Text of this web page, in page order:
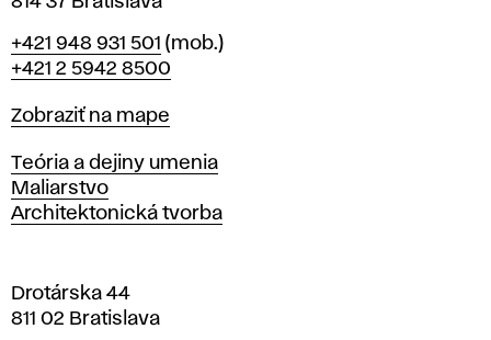
r
a
i
l
a
v
Telefón
+421 948 931 501 (mob.)
+421 2 5942 8500
Mapa
Zobraziť na mape
Katedry
Teória a dejiny umenia
Maliarstvo
Architektonická tvorba
Drotárska 44
811 02 Bratislava